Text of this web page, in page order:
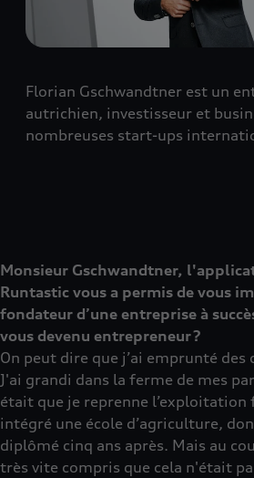
Florian Gschwandtner est un
autrichien, investisseur et
nombreuses start-ups
Monsieur Gschwandtner,
Runtastic vous a permis de vous
fondateur d’une entreprise à
vous devenu entrepreneur ?
On peut dire que j’ai emprunté
J'ai grandi dans la ferme de mes
était que je reprenne l’exploitation
intégré une école d’agriculture,
diplômé cinq ans après. Mais au
très vite compris que cela n'était